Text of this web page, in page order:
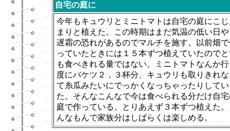
自宅の庭に
今年もキュウリとミニトマトは自宅の庭にこ
まりと植えた。この時期はまだ気温の低い日
遅霜の恐れがあるのでマルチを施す。以前畑
っていたときには１５本ずつ植えていたので
も食べきれる量ではない。ミニトマトなんか
度にバケツ２，３杯分、キュウリも取りきれ
て糸瓜みたいにでっかくなっちゃったりしてい
た。そんなこんなで今は食べられる分だけ自
庭で作っている。とりあえず３本ずつ植えた
んなもんで家族分はしばらくは楽しめる。